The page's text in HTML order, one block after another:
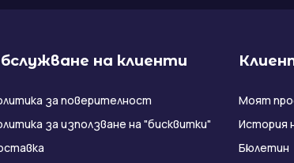
на клиенти
за поверителност
за използване на "бисквитки"
Моят
История
Бюлетин